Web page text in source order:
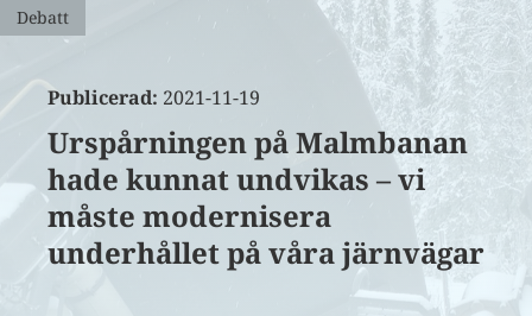
Debatt
Publicerad: 2021-11-19
Urspårningen på Malmbanan
hade kunnat undvikas – vi
måste modernisera
underhållet på våra järnvägar